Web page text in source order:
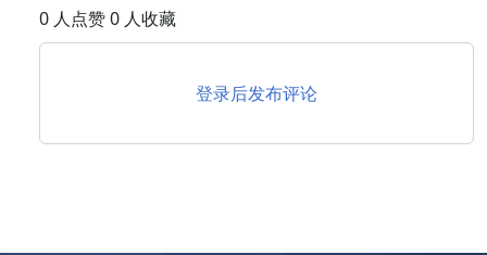
0 人点赞 0 人收藏
登录后发布评论